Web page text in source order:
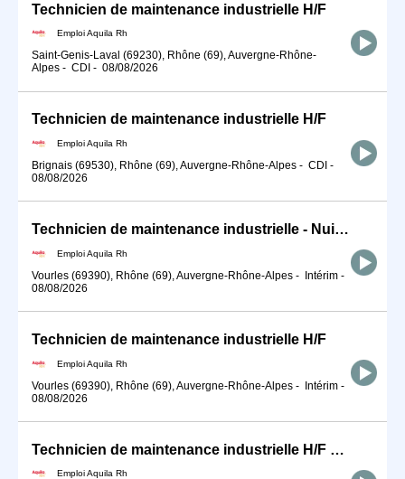
Technicien de maintenance industrielle H/F
Emploi Aquila Rh
Saint-Genis-Laval (69230), Rhône (69), Auvergne-Rhône-
Alpes - CDI - 08/08/2026
Technicien de maintenance industrielle H/F
Emploi Aquila Rh
Brignais (69530), Rhône (69), Auvergne-Rhône-Alpes - CDI -
08/08/2026
Technicien de maintenance industrielle - Nuit H/F
Emploi Aquila Rh
Vourles (69390), Rhône (69), Auvergne-Rhône-Alpes - Intérim -
08/08/2026
Technicien de maintenance industrielle H/F
Emploi Aquila Rh
Vourles (69390), Rhône (69), Auvergne-Rhône-Alpes - Intérim -
08/08/2026
Technicien de maintenance industrielle H/F Nuit
Emploi Aquila Rh